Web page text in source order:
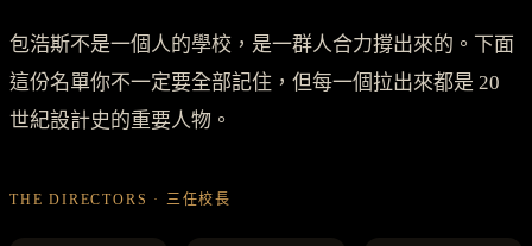
包浩斯不是一個人的學校，是一群人合力撐出來的。下面
這份名單你不一定要全部記住，但每一個拉出來都是 20
世紀設計史的重要人物。
THE DIRECTORS · 三任校長